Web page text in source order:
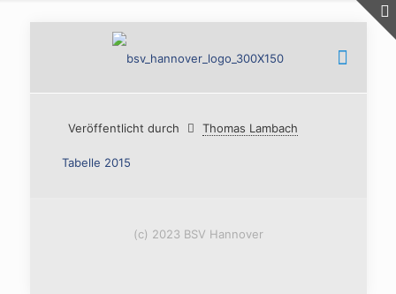
Veröffentlicht durch Thomas Lambach
Tabelle 2015
(c) 2023 BSV Hannover